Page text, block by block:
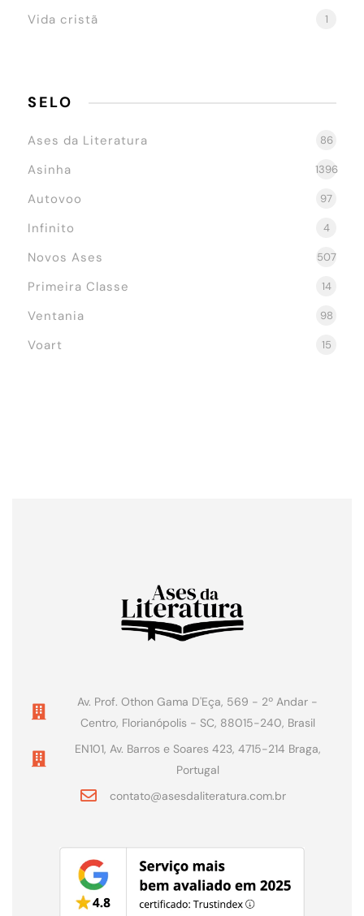
Vida cristã 1
SELO
Ases da Literatura 86
Asinha 1396
Autovoo 97
Infinito 4
Novos Ases 507
Primeira Classe 14
Ventania 98
Voart 15
Av. Prof. Othon Gama D'Eça, 569 - 2º Andar -
Centro, Florianópolis - SC, 88015-240, Brasil
EN101, Av. Barros e Soares 423, 4715-214 Braga,
Portugal
contato@asesdaliteratura.com.br